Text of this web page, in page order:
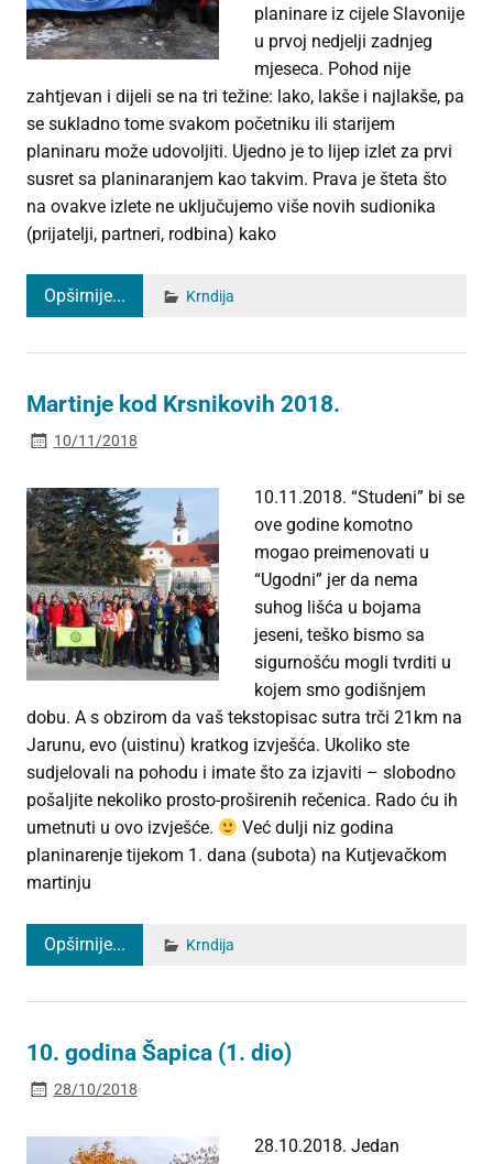
planinare iz cijele Slavonije
u prvoj nedjelji zadnjeg
mjeseca. Pohod nije
zahtjevan i dijeli se na tri težine: lako, lakše i najlakše, pa
se sukladno tome svakom početniku ili starijem
planinaru može udovoljiti. Ujedno je to lijep izlet za prvi
susret sa planinaranjem kao takvim. Prava je šteta što
na ovakve izlete ne uključujemo više novih sudionika
(prijatelji, partneri, rodbina) kako
Opširnije... Krndija
Martinje kod Krsnikovih 2018.
10/11/2018
10.11.2018. “Studeni” bi se
ove godine komotno
mogao preimenovati u
“Ugodni” jer da nema
suhog lišća u bojama
jeseni, teško bismo sa
sigurnošću mogli tvrditi u
kojem smo godišnjem
dobu. A s obzirom da vaš tekstopisac sutra trči 21km na
Jarunu, evo (uistinu) kratkog izvješća. Ukoliko ste
sudjelovali na pohodu i imate što za izjaviti – slobodno
pošaljite nekoliko prosto-proširenih rečenica. Rado ću ih
umetnuti u ovo izvješće.
Već dulji niz godina
planinarenje tijekom 1. dana (subota) na Kutjevačkom
martinju
Opširnije... Krndija
10. godina Šapica (1. dio)
28/10/2018
28.10.2018. Jedan